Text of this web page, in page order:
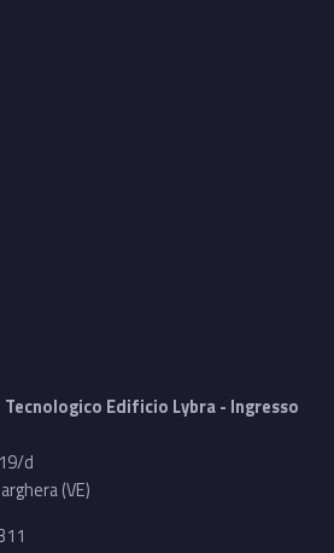
Edificio Lybra - Ingresso
d
(VE)